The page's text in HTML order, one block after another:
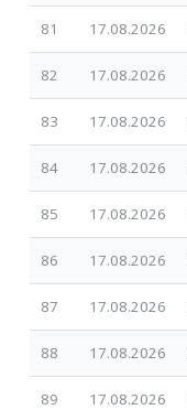
81 17.08.2026
82 17.08.2026
83 17.08.2026
84 17.08.2026
85 17.08.2026
86 17.08.2026
87 17.08.2026
88 17.08.2026
89 17.08.2026